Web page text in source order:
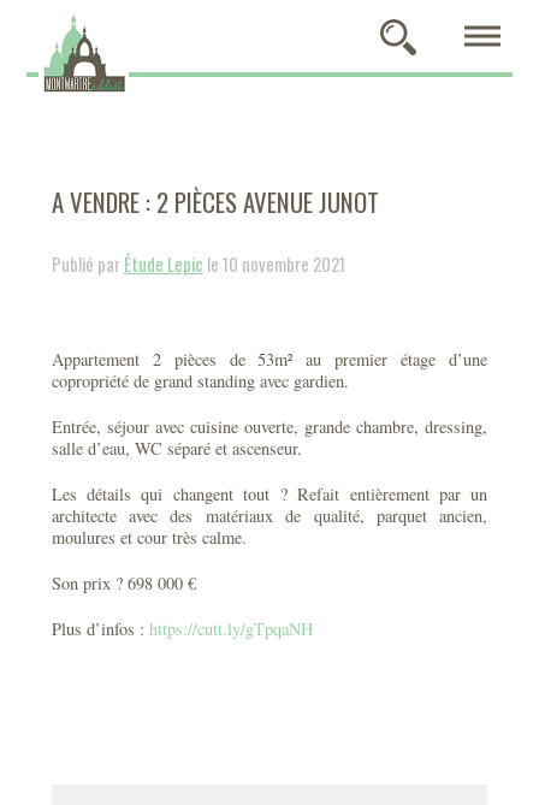
A VENDRE : 2 PIÈCES AVENUE JUNOT
Publié parÉtude Lepic le 10 novembre 2021
Appartement 2 pièces de 53m² au premier étage d’une
copropriété de grand standing avec gardien.
Entrée, séjour avec cuisine ouverte, grande chambre, dressing,
salle d’eau, WC séparé et ascenseur.
Les détails qui changent tout ? Refait entièrement par un
architecte avec des matériaux de qualité, parquet ancien,
moulures et cour très calme.
Son prix ? 698 000 €
Plus d’infos : https://cutt.ly/gTpqaNH